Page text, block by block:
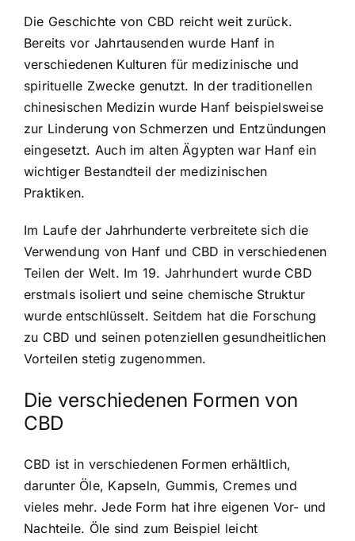
Die Geschichte von CBD reicht weit zurück.
Bereits vor Jahrtausenden wurde Hanf in
verschiedenen Kulturen für medizinische und
spirituelle Zwecke genutzt. In der traditionellen
chinesischen Medizin wurde Hanf beispielsweise
zur Linderung von Schmerzen und Entzündungen
eingesetzt. Auch im alten Ägypten war Hanf ein
wichtiger Bestandteil der medizinischen
Praktiken.
Im Laufe der Jahrhunderte verbreitete sich die
Verwendung von Hanf und CBD in verschiedenen
Teilen der Welt. Im 19. Jahrhundert wurde CBD
erstmals isoliert und seine chemische Struktur
wurde entschlüsselt. Seitdem hat die Forschung
zu CBD und seinen potenziellen gesundheitlichen
Vorteilen stetig zugenommen.
Die verschiedenen Formen von
CBD
CBD ist in verschiedenen Formen erhältlich,
darunter Öle, Kapseln, Gummis, Cremes und
vieles mehr. Jede Form hat ihre eigenen Vor- und
Nachteile. Öle sind zum Beispiel leicht